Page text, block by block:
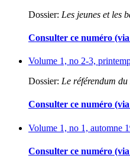
Dossier: Les jeunes et les
Consulter ce numéro
Volume 1, no 2-3,
Dossier: Le référendum
Consulter ce numéro
Volume 1, no 1, automne
Consulter ce numéro